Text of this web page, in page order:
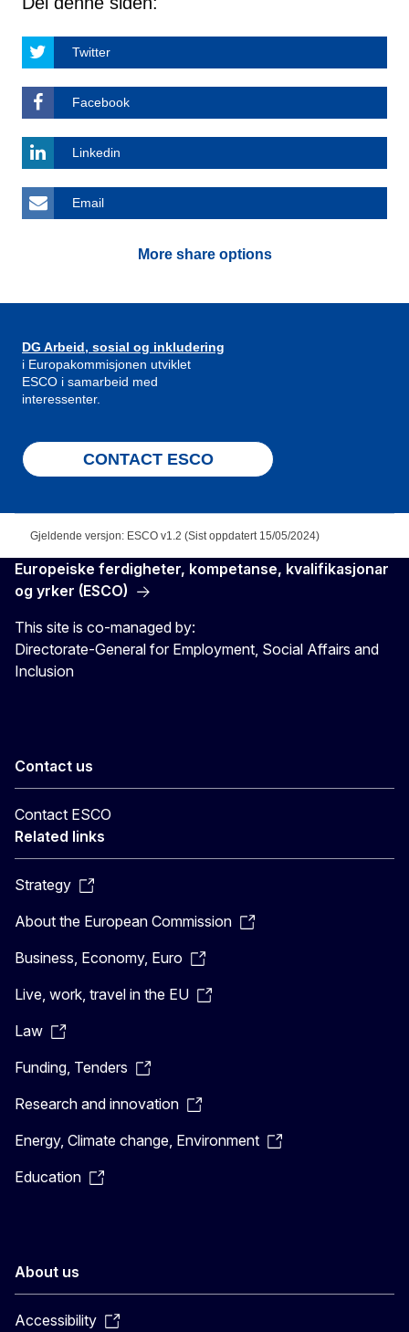
Twitter
Facebook
Linkedin
Email
More share options
DG Arbeid, sosial og inkludering
i Europakommisjonen utviklet
ESCO i samarbeid med
interessenter.
CONTACT ESCO
Gjeldende versjon: ESCO v1.2 (Sist oppdatert 15/05/2024)
Europeiske ferdigheter, kompetanse, kvalifikasjonar
og yrker (ESCO)
This site is co-managed by:
Directorate-General for Employment, Social Affairs and
Inclusion
Contact us
Contact ESCO
Related links
Strategy
About the European Commission
Business, Economy, Euro
Live, work, travel in the EU
Law
Funding, Tenders
Research and innovation
Energy, Climate change, Environment
Education
About us
Accessibility